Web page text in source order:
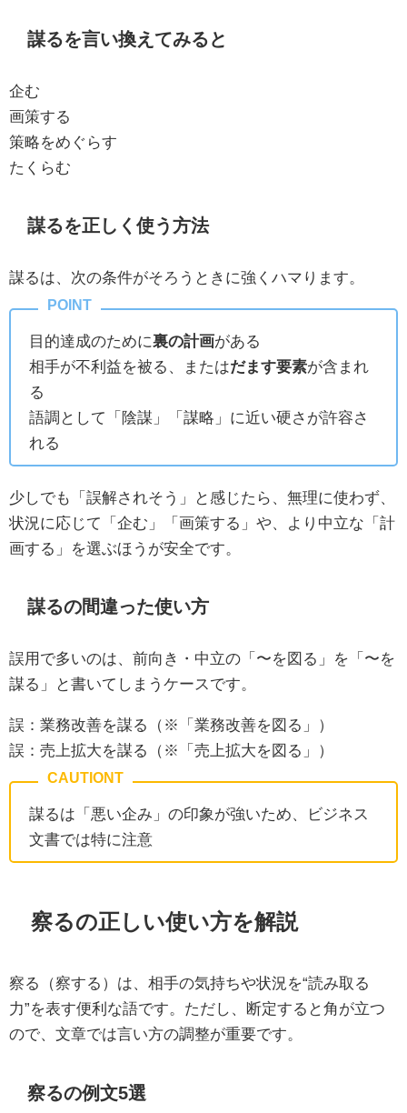
謀るを言い換えてみると
企む
画策する
策略をめぐらす
たくらむ
謀るを正しく使う方法
謀るは、次の条件がそろうときに強くハマります。
目的達成のために裏の計画がある
相手が不利益を被る、またはだます要素が含まれ
る
語調として「陰謀」「謀略」に近い硬さが許容さ
れる
少しでも「誤解されそう」と感じたら、無理に使わず、
状況に応じて「企む」「画策する」や、より中立な「計
画する」を選ぶほうが安全です。
謀るの間違った使い方
誤用で多いのは、前向き・中立の「〜を図る」を「〜を
謀る」と書いてしまうケースです。
誤：業務改善を謀る（※「業務改善を図る」）
誤：売上拡大を謀る（※「売上拡大を図る」）
謀るは「悪い企み」の印象が強いため、ビジネス
文書では特に注意
察るの正しい使い方を解説
察る（察する）は、相手の気持ちや状況を“読み取る
力”を表す便利な語です。ただし、断定すると角が立つ
ので、文章では言い方の調整が重要です。
察るの例文5選